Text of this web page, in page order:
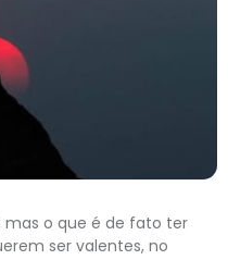
mas o que é de fato ter
ser valentes, no